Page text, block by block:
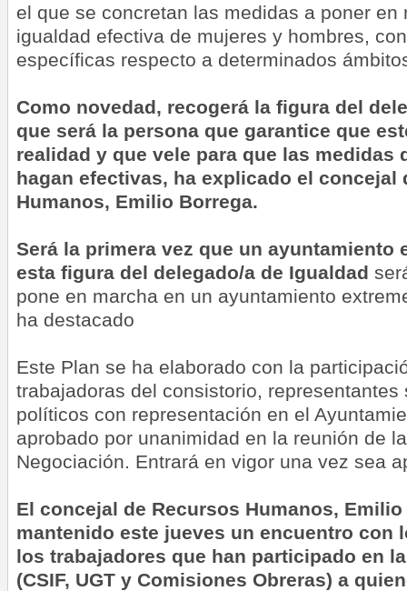
el que se concretan las medidas a poner en
igualdad efectiva de mujeres y hombres,
específicas respecto a determinados
Como novedad, recogerá la figura del
que será la persona que garantice que
realidad y que vele para que las medidas
hagan efectivas, ha explicado el concejal
Humanos, Emilio Borrega.
Será la primera vez que un ayuntamiento
esta figura del delegado/a de Igualdad
pone en marcha en un ayuntamiento
ha destacado
Este Plan se ha elaborado con la
trabajadoras del consistorio,
políticos con representación en el
aprobado por unanimidad en la reunión de
Negociación. Entrará en vigor una vez sea
El concejal de Recursos Humanos,
mantenido este jueves un encuentro con
los trabajadores que han participado en
(CSIF, UGT y Comisiones Obreras) a